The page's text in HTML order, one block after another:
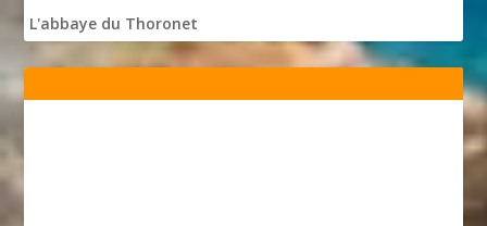
L'abbaye du Thoronet